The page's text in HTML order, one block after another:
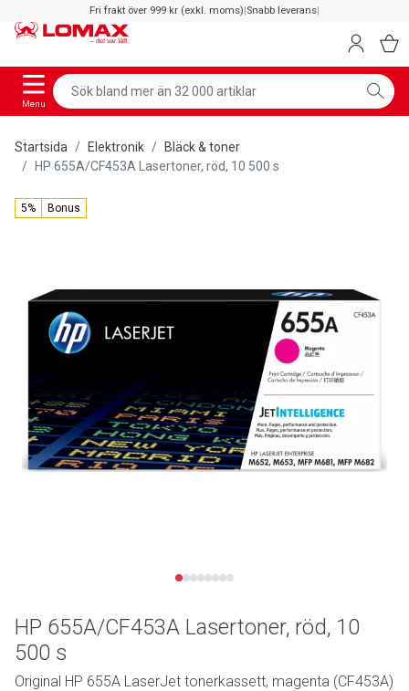
Fri frakt över 999 kr (exkl. moms)|Snabb leverans|
Menu
Startsida Elektronik
Bläck & toner
HP 655A/CF453A Lasertoner, röd, 10 500 s
5% Bonus
HP 655A/CF453A Lasertoner, röd, 10
500 s
Original HP 655A LaserJet tonerkassett, magenta (CF453A)